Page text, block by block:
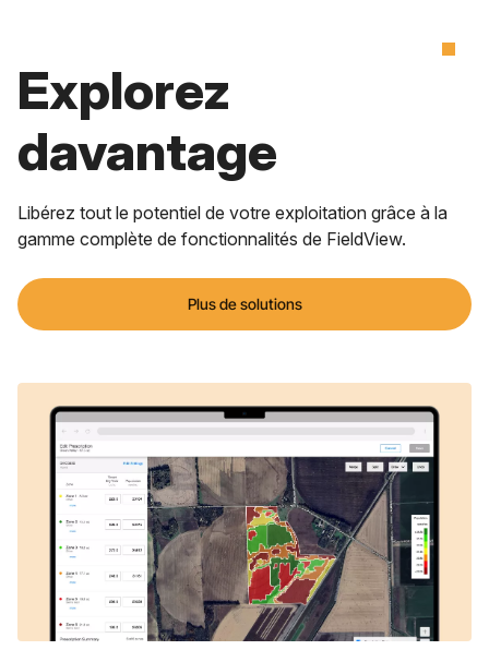
Explorez
davantage
Libérez tout le potentiel de votre exploitation grâce à la
gamme complète de fonctionnalités de FieldView.
Plus de solutions